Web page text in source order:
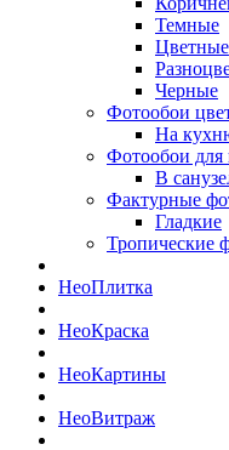
Темные
Цветные
Черные
Фотообои
На
Фотообои для
В
Фактурные
Гладкие
Тропические
НеоПлитка
НеоКраска
НеоКартины
НеоВитраж